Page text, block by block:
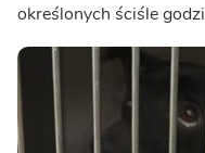
określonych ściśle